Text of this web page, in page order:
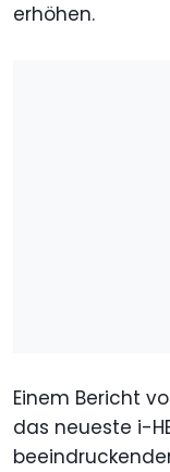
erhöhen.
Einem Bericht
das neueste i-